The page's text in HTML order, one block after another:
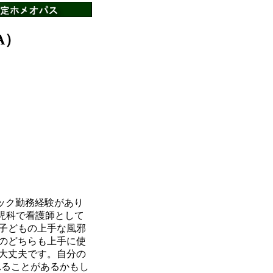
ク勤務経験があり
科で看護師として
どもの上手な風邪
どちらも上手に使
丈夫です。自分の
ことがあるかもし